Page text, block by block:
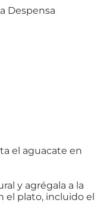
Despensa
el aguacate en
y agrégala a la
el plato, incluido el